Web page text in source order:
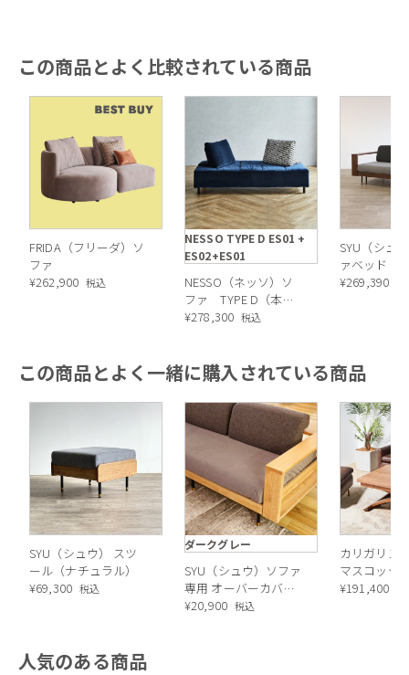
シャープでモダンなウッドフレーム。全体の高さが59cmのた
ョンの高さは含まれておりません
木部はつやっとした光沢はなくマットで品のある仕上げに。
木枠にアンティーク調のプリント紙化粧繊維板を使用しており
ます。
この商品とよく比較されている商品
FRIDA（フリーダ）ソ
ファ
¥262,900 税込
NESSO TYPE D ES01 +
ES02+ES01
NESSO（ネッソ）ソ
ファ TYPE D（本
体：ES01）
¥278,300 税込
SYU（シュ
ァベッド（
190cm
¥269,390
この商品とよく一緒に購入されている商品
SYU（シュウ） スツ
ール（ナチュラル）
¥69,300 税込
ダークグレー
SYU（シュウ）ソファ
専用 オーバーカバー
（ダークグレー）
¥20,900 税込
カリガリス
マスコッテ
昇降式テー
¥191,400
人気のある商品